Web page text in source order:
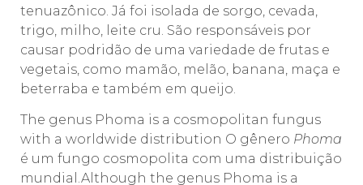
tenuazônico. Já foi isolada de sorgo, cevada,
trigo, milho, leite cru. São responsáveis por
causar podridão de uma variedade de frutas e
vegetais, como mamão, melão, banana, maça e
beterraba e também em queijo.
The genus Phoma is a cosmopolitan fungus
with a worldwide distribution O gênero Phoma
é um fungo cosmopolita com uma distribuição
mundial.Although the genus Phoma is a